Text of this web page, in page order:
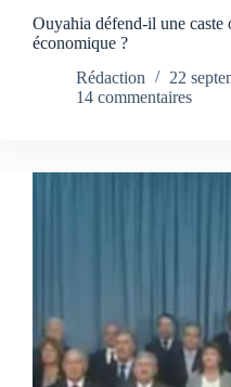
Ouyahia défend-il une caste
économique ?
Rédaction
22
14 commentaires